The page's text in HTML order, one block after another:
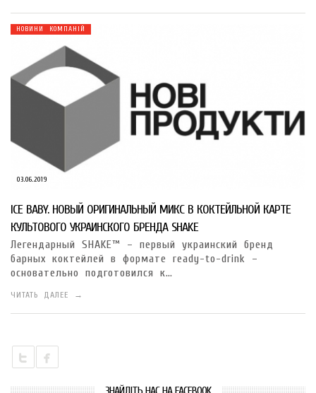
03.06.2019
НОВИНИ КОМПАНІЙ
ICE BABY. НОВЫЙ ОРИГИНАЛЬНЫЙ МИКС В КОКТЕЙЛЬНОЙ КАРТЕ
КУЛЬТОВОГО УКРАИНСКОГО БРЕНДА SHAKE
Легендарный SHAKE™ – первый украинский бренд
барных коктейлей в формате ready-to-drink –
основательно подготовился к…
ЧИТАТЬ ДАЛЕЕ →